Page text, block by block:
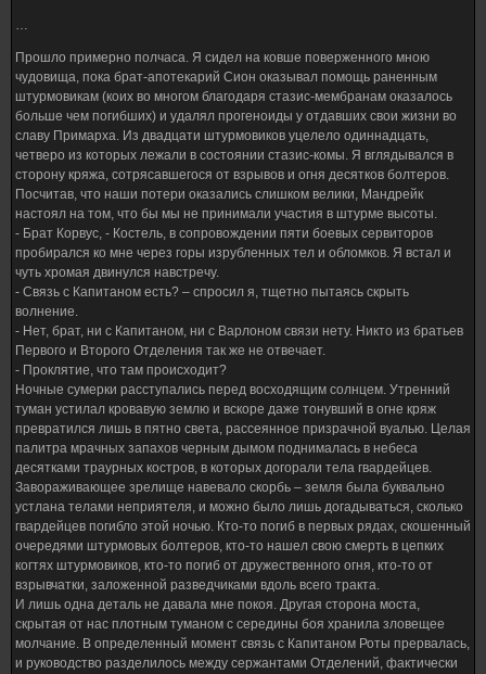
…
Прошло примерно полчаса. Я сидел на ковше поверженного мною
чудовища, пока брат-апотекарий Сион оказывал помощь раненным
штурмовикам (коих во многом благодаря стазис-мембранам оказалось
больше чем погибших) и удалял прогеноиды у отдавших свои жизни во
славу Примарха. Из двадцати штурмовиков уцелело одиннадцать,
четверо из которых лежали в состоянии стазис-комы. Я вглядывался в
сторону кряжа, сотрясавшегося от взрывов и огня десятков болтеров.
Посчитав, что наши потери оказались слишком велики, Мандрейк
настоял на том, что бы мы не принимали участия в штурме высоты.
- Брат Корвус, - Костель, в сопровождении пяти боевых сервиторов
пробирался ко мне через горы изрубленных тел и обломков. Я встал и
чуть хромая двинулся навстречу.
- Связь с Капитаном есть? – спросил я, тщетно пытаясь скрыть
волнение.
- Нет, брат, ни с Капитаном, ни с Варлоном связи нету. Никто из братьев
Первого и Второго Отделения так же не отвечает.
- Проклятие, что там происходит?
Ночные сумерки расступались перед восходящим солнцем. Утренний
туман устилал кровавую землю и вскоре даже тонувший в огне кряж
превратился лишь в пятно света, рассеянное призрачной вуалью. Целая
палитра мрачных запахов черным дымом поднималась в небеса
десятками траурных костров, в которых догорали тела гвардейцев.
Завораживающее зрелище навевало скорбь – земля была буквально
устлана телами неприятеля, и можно было лишь догадываться, сколько
гвардейцев погибло этой ночью. Кто-то погиб в первых рядах, скошенный
очередями штурмовых болтеров, кто-то нашел свою смерть в цепких
когтях штурмовиков, кто-то погиб от дружественного огня, кто-то от
взрывчатки, заложенной разведчиками вдоль всего тракта.
И лишь одна деталь не давала мне покоя. Другая сторона моста,
скрытая от нас плотным туманом с середины боя хранила зловещее
молчание. В определенный момент связь с Капитаном Роты прервалась,
и руководство разделилось между сержантами Отделений, фактически